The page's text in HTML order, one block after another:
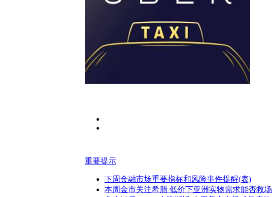
重要提示
下周金融市场重要指标和风险事件提醒(表)
本周金市关注希腊 低价下亚洲实物需求能否救场